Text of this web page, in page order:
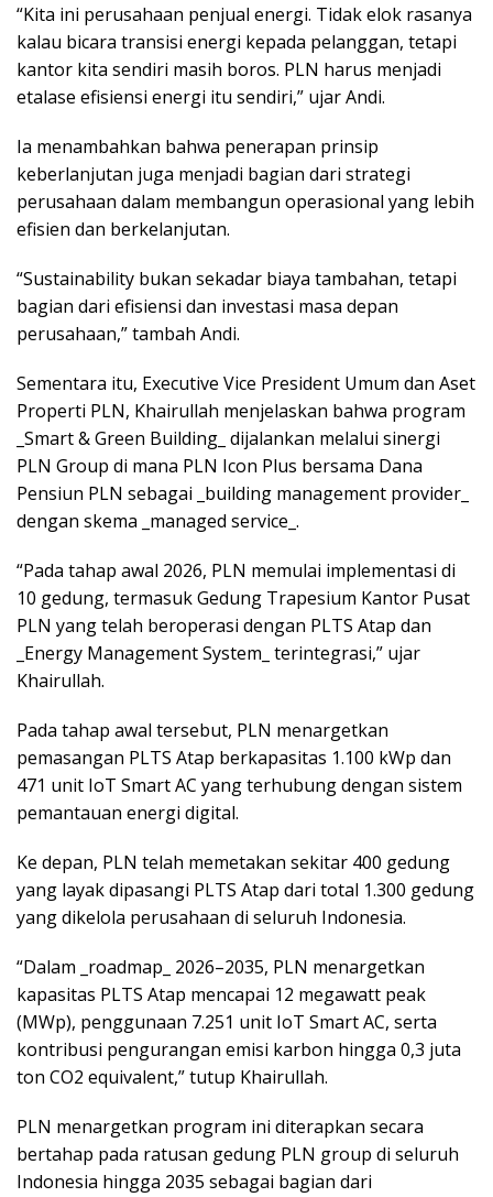
“Kita ini perusahaan penjual energi. Tidak elok rasanya
kalau bicara transisi energi kepada pelanggan, tetapi
kantor kita sendiri masih boros. PLN harus menjadi
etalase efisiensi energi itu sendiri,” ujar Andi.
Ia menambahkan bahwa penerapan prinsip
keberlanjutan juga menjadi bagian dari strategi
perusahaan dalam membangun operasional yang lebih
efisien dan berkelanjutan.
“Sustainability bukan sekadar biaya tambahan, tetapi
bagian dari efisiensi dan investasi masa depan
perusahaan,” tambah Andi.
Sementara itu, Executive Vice President Umum dan Aset
Properti PLN, Khairullah menjelaskan bahwa program
_Smart & Green Building_ dijalankan melalui sinergi
PLN Group di mana PLN Icon Plus bersama Dana
Pensiun PLN sebagai _building management provider_
dengan skema _managed service_.
“Pada tahap awal 2026, PLN memulai implementasi di
10 gedung, termasuk Gedung Trapesium Kantor Pusat
PLN yang telah beroperasi dengan PLTS Atap dan
_Energy Management System_ terintegrasi,” ujar
Khairullah.
Pada tahap awal tersebut, PLN menargetkan
pemasangan PLTS Atap berkapasitas 1.100 kWp dan
471 unit IoT Smart AC yang terhubung dengan sistem
pemantauan energi digital.
Ke depan, PLN telah memetakan sekitar 400 gedung
yang layak dipasangi PLTS Atap dari total 1.300 gedung
yang dikelola perusahaan di seluruh Indonesia.
“Dalam _roadmap_ 2026–2035, PLN menargetkan
kapasitas PLTS Atap mencapai 12 megawatt peak
(MWp), penggunaan 7.251 unit IoT Smart AC, serta
kontribusi pengurangan emisi karbon hingga 0,3 juta
ton CO2 equivalent,” tutup Khairullah.
PLN menargetkan program ini diterapkan secara
bertahap pada ratusan gedung PLN group di seluruh
Indonesia hingga 2035 sebagai bagian dari